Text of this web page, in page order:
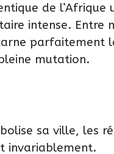
de l’Afrique
intense. Entre
parfaitement
mutation.
sa ville, les
invariablement.